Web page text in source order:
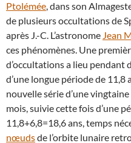
Ptolémée , dans son
de plusieurs occultations de
après J.-C. L’astronome Jean
ces phénomènes. Une
d’occultations a lieu pendant
d’une longue période de 11,8
nouvelle série d’une
mois, suivie cette fois d’une
11,8+6,8=18,6 ans, temps
nœudsde l’orbite lunaire